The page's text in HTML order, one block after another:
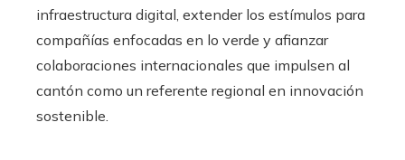
infraestructura digital, extender los estímulos para
compañías enfocadas en lo verde y afianzar
colaboraciones internacionales que impulsen al
cantón como un referente regional en innovación
sostenible.